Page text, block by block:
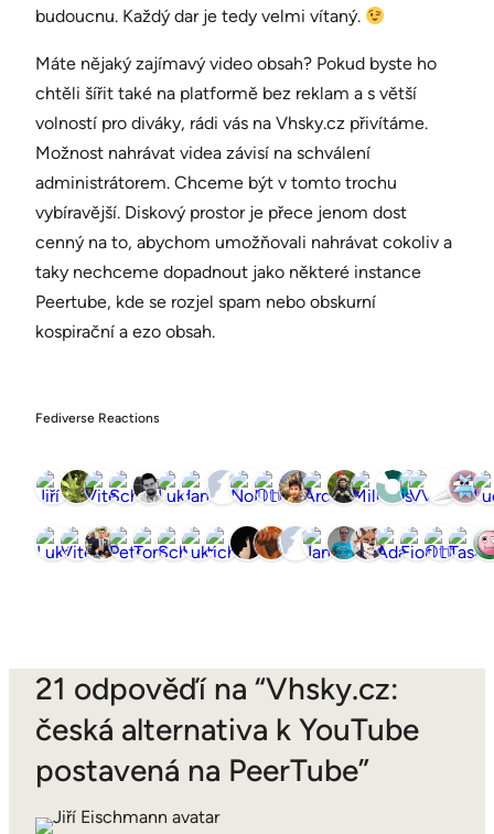
budoucnu. Každý dar je tedy velmi vítaný.
Máte nějaký zajímavý video obsah? Pokud byste ho
chtěli šířit také na platformě bez reklam a s větší
volností pro diváky, rádi vás na Vhsky.cz přivítáme.
Možnost nahrávat videa závisí na schválení
administrátorem. Chceme být v tomto trochu
vybíravější. Diskový prostor je přece jenom dost
cenný na to, abychom umožňovali nahrávat cokoliv a
taky nechceme dopadnout jako některé instance
Peertube, kde se rozjel spam nebo obskurní
kospirační a ezo obsah.
Fediverse Reactions
21 odpověďí na “Vhsky.cz:
česká alternativa k YouTube
postavená na PeerTube”